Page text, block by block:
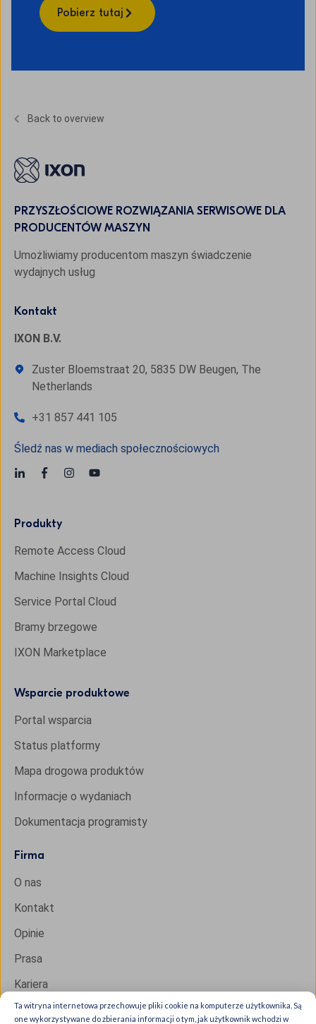
Ta witryna internetowa przechowuje pliki cookie na komputerze użytkownika. Są
one wykorzystywane do zbierania informacji o tym, jak użytkownik wchodzi w
Pobierz tutaj
Back to overview
PRZYSZŁOŚCIOWE ROZWIĄZANIA SERWISOWE DLA
PRODUCENTÓW MASZYN
Umożliwiamy producentom maszyn świadczenie
wydajnych usług
Kontakt
IXON B.V.
Zuster Bloemstraat 20, 5835 DW Beugen, The
Netherlands
+31 857 441 105
Śledź nas w mediach społecznościowych
Produkty
Remote Access Cloud
Machine Insights Cloud
Service Portal Cloud
Bramy brzegowe
IXON Marketplace
Wsparcie produktowe
Portal wsparcia
Status platformy
Mapa drogowa produktów
Informacje o wydaniach
Dokumentacja programisty
Firma
O nas
Kontakt
Opinie
Prasa
Kariera